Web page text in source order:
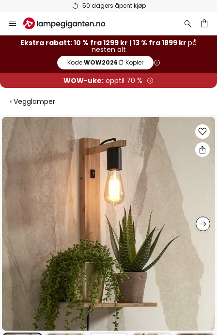
50 dagers åpent kjøp
Hopp
til
innhold
Ekstra rabatt: 10 % fra 1299 kr | 13 % fra 1899 kr på
nesten alt
Kode:WOW2026 Kopier
WOW-uke: opptil 70 %
Vegglamper
Gå
til
slutten
av
bildegalleri